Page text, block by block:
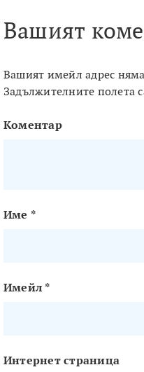
Вашият
Вашият имейл адрес
Задължителните полета
Коментар
Име *
Имейл *
Интернет страница